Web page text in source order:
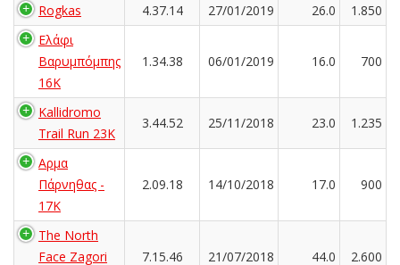
Rogkas 4.37.14 27/01/2019 26.0
1.850
Ελάφι
Βαρυμπόμπης
16K
1.34.38 06/01/2019 16.0 700
Kallidromo
Trail Run 23K
3.44.52 25/11/2018 23.0 1.235
Αρμα
Πάρνηθας -
17K
2.09.18 14/10/2018 17.0 900
The North
Face Zagori
7.15.46 21/07/2018 44.0 2.600